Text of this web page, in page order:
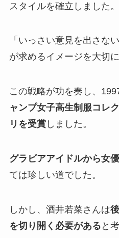
スタイルを確立しました。
「いっさい意見を出さな
が求めるイメージを大切
この戦略が功を奏し、
ャンプ女子高生制服コレ
リを受賞しました。
グラビアアイドルから女
ては珍しい道でした。
しかし、酒井若菜さんは
を切り開く必要がある と